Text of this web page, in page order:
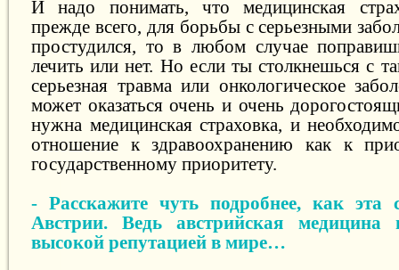
И надо понимать, что медицинская
прежде всего, для борьбы с серьезными
простудился, то в любом случае
лечить или нет. Но если ты столкнешься с
серьезная травма или онкологическое
может оказаться очень и очень
нужна медицинская страховка, и
отношение к здравоохранению как к
государственному приоритету.
- Расскажите чуть подробнее, как эта
Австрии. Ведь австрийская медицина
высокой репутацией в мире…